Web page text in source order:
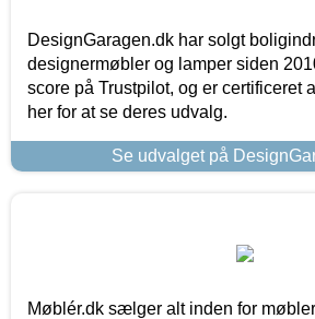
DesignGaragen.dk har solgt
designermøbler og lamper siden
score på Trustpilot, og er certificeret
her for at se deres udvalg.
Se udvalget på
Møblér.dk sælger alt inden for